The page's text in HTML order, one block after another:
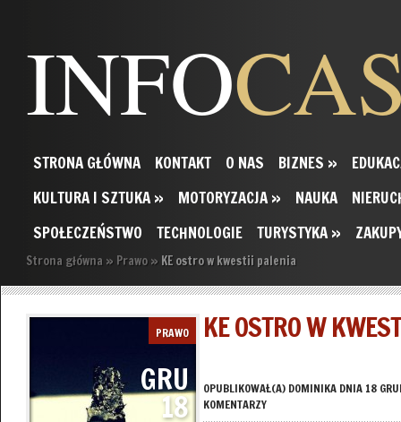
INFO
STRONA GŁÓWNA KONTAKT O NAS BIZNES »
KULTURA I SZTUKA » MOTORYZACJA » NAUKA
SPOŁECZEŃSTWO
TECHNOLOGIE TURYSTYKA »
Strona główna » Prawo » KE ostro w kwestii palenia
PRAWO
GRU
18
KE OSTRO W
OPUBLIKOWAŁ(A) DOMINIKADNIA 18
KOMENTARZY